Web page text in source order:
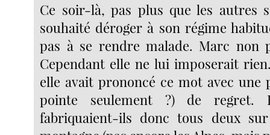
Ce soir-là, pas plus que les autres
souhaité déroger à son régime
pas à se rendre malade. Marc non
Cependant elle ne lui imposerait
elle avait prononcé ce mot avec une
pointe seulement ?) de
fabriquaient-ils donc tous deux